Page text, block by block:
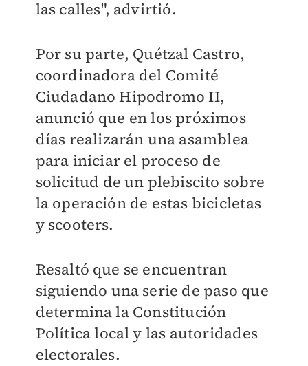
las calles", advirtió.
Por su parte, Quétzal Castro,
coordinadora del Comité
Ciudadano Hipodromo II,
anunció que en los próximos
días realizarán una asamblea
para iniciar el proceso de
solicitud de un plebiscito sobre
la operación de estas bicicletas
y scooters.
Resaltó que se encuentran
siguiendo una serie de paso que
determina la Constitución
Política local y las autoridades
electorales.